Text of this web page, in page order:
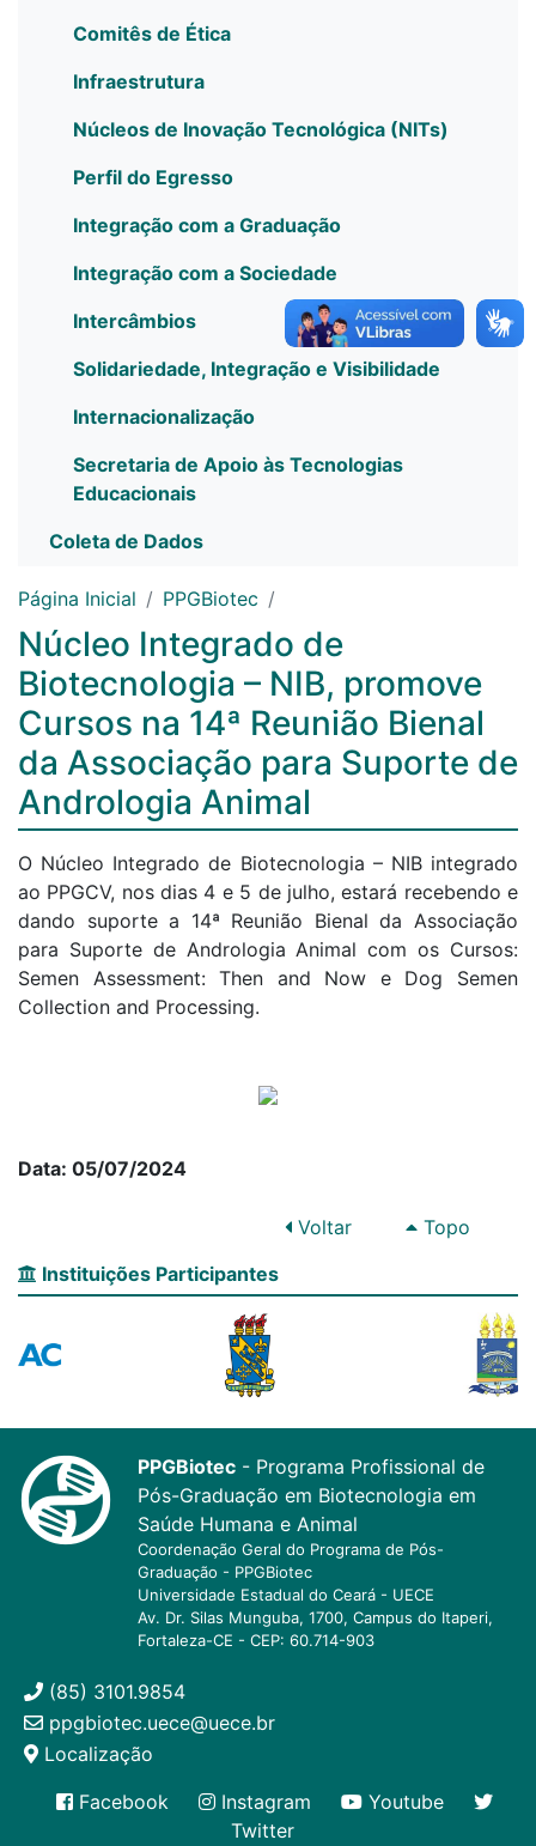
Comitês de Ética
Infraestrutura
Núcleos de Inovação Tecnológica (NITs)
Perfil do Egresso
Integração com a Graduação
Integração com a Sociedade
Intercâmbios
Solidariedade, Integração e Visibilidade
Internacionalização
Secretaria de Apoio às Tecnologias
Educacionais
Coleta de Dados
Página Inicial PPGBiotec
Núcleo Integrado de
Biotecnologia – NIB, promove
Cursos na 14ª Reunião Bienal
da Associação para Suporte de
Andrologia Animal
O Núcleo Integrado de Biotecnologia – NIB integrado
ao PPGCV, nos dias 4 e 5 de julho, estará recebendo e
dando suporte a 14ª Reunião Bienal da Associação
para Suporte de Andrologia Animal com os Cursos:
Semen Assessment: Then and Now e Dog Semen
Collection and Processing.
Data: 05/07/2024
Voltar
Topo
Instituições Participantes
PPGBiotec - Programa Profissional de
Pós-Graduação em Biotecnologia em
Saúde Humana e Animal
Coordenação Geral do Programa de Pós-
Graduação - PPGBiotec
Universidade Estadual do Ceará - UECE
Av. Dr. Silas Munguba, 1700, Campus do Itaperi,
Fortaleza-CE - CEP: 60.714-903
(85) 3101.9854
ppgbiotec.uece@uece.br
Localização
Facebook
Instagram
Youtube
Twitter